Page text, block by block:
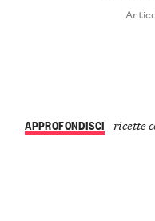
APPROFONDISCI ricette